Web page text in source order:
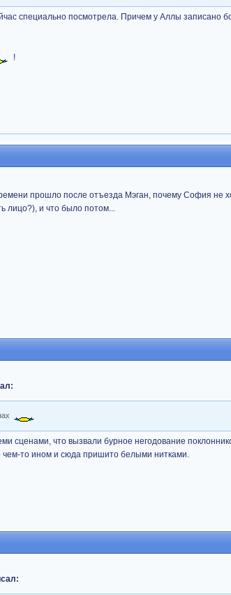
специально посмотрела. Причем у Аллы записано
!
прошло после отъезда Мэган, почему София не
лицо?), и что было потом...
сценами, что вызвали бурное негодование
чем-то ином и сюда пришито белыми нитками.